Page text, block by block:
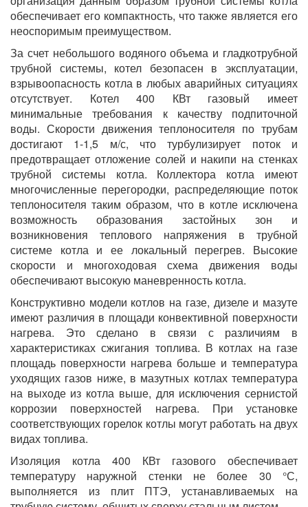
обеспечивает его компактность, что также является его
неоспоримым преимуществом.
За счет небольшого водяного объема и гладкотрубной
трубной системы, котел безопасен в эксплуатации,
взрывоопасность котла в любых аварийных ситуациях
отсутствует. Котел 400 КВт газовый имеет
минимальные требования к качеству подпиточной
воды. Скорости движения теплоносителя по трубам
достигают 1-1,5 м/с, что турбулизирует поток и
предотвращает отложение солей и накипи на стенках
трубной системы котла. Коллектора котла имеют
многочисленные перегородки, распределяющие поток
теплоносителя таким образом, что в котле исключена
возможность образования застойных зон и
возникновения теплового напряжения в трубной
системе котла и ее локальный перегрев. Высокие
скорости и многоходовая схема движения воды
обеспечивают высокую маневренность котла.
Конструктивно модели котлов на газе, дизеле и мазуте
имеют различия в площади конвективной поверхности
нагрева. Это сделано в связи с различиям в
характеристиках сжигания топлива. В котлах на газе
площадь поверхности нагрева больше и температура
уходящих газов ниже, в мазутных котлах температура
на выходе из котла выше, для исключения сернистой
коррозии поверхностей нагрева. При установке
соответствующих горелок котлы могут работать на двух
видах топлива.
Изоляция котла 400 КВт газового обеспечивает
температуру наружной стенки не более 30 °С,
выполняется из плит ПТЭ, устанавливаемых на